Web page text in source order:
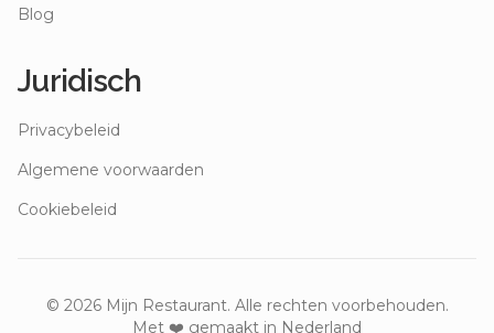
Blog
Juridisch
Privacybeleid
Algemene voorwaarden
Cookiebeleid
© 2026Mijn Restaurant. Alle rechten voorbehouden.
Met ❤️ gemaakt in Nederland